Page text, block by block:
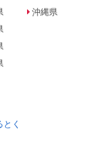
沖縄県
とく